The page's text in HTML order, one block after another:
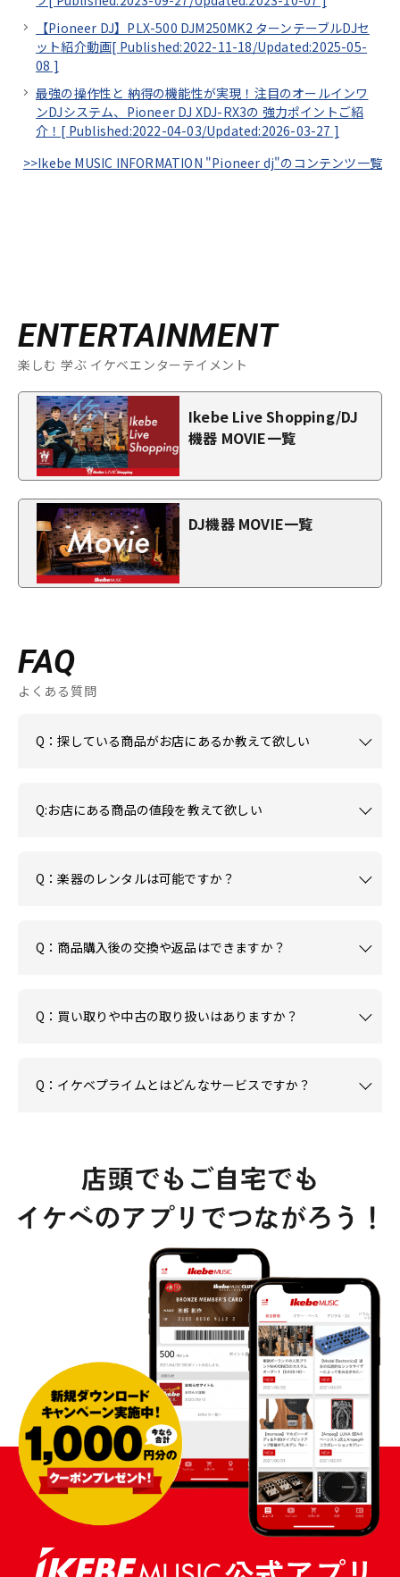
【Pioneer DJ】PLX-500 DJM250MK2 ターンテーブルDJセ
ット紹介動画[ Published:2022-11-18/Updated:2025-05-
08 ]
最強の操作性と 納得の機能性が実現！注目のオールインワ
ンDJシステム、Pioneer DJ XDJ-RX3の 強力ポイントご紹
介！[ Published:2022-04-03/Updated:2026-03-27 ]
>>Ikebe MUSIC INFORMATION "Pioneer dj"のコンテンツ一覧
ENTERTAINMENT
楽しむ 学ぶ イケベエンターテイメント
Ikebe Live Shopping/DJ
機器 MOVIE一覧
DJ機器 MOVIE一覧
FAQ
よくある質問
Q：探している商品がお店にあるか教えて欲しい
Q:お店にある商品の値段を教えて欲しい
Q：楽器のレンタルは可能ですか？
Q：商品購入後の交換や返品はできますか？
Q：買い取りや中古の取り扱いはありますか？
Q：イケベプライムとはどんなサービスですか？